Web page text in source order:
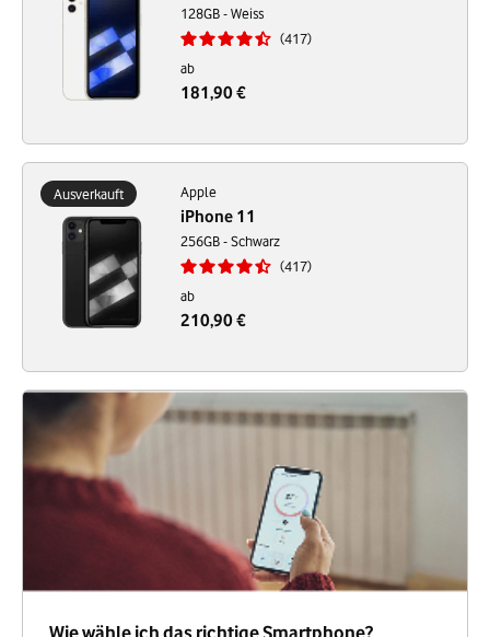
128GB - Weiss
417
ab
181,90 €
Ausverkauft Apple
iPhone 11
256GB - Schwarz
417
ab
210,90 €
Wie wähle ich das richtige Smartphone?